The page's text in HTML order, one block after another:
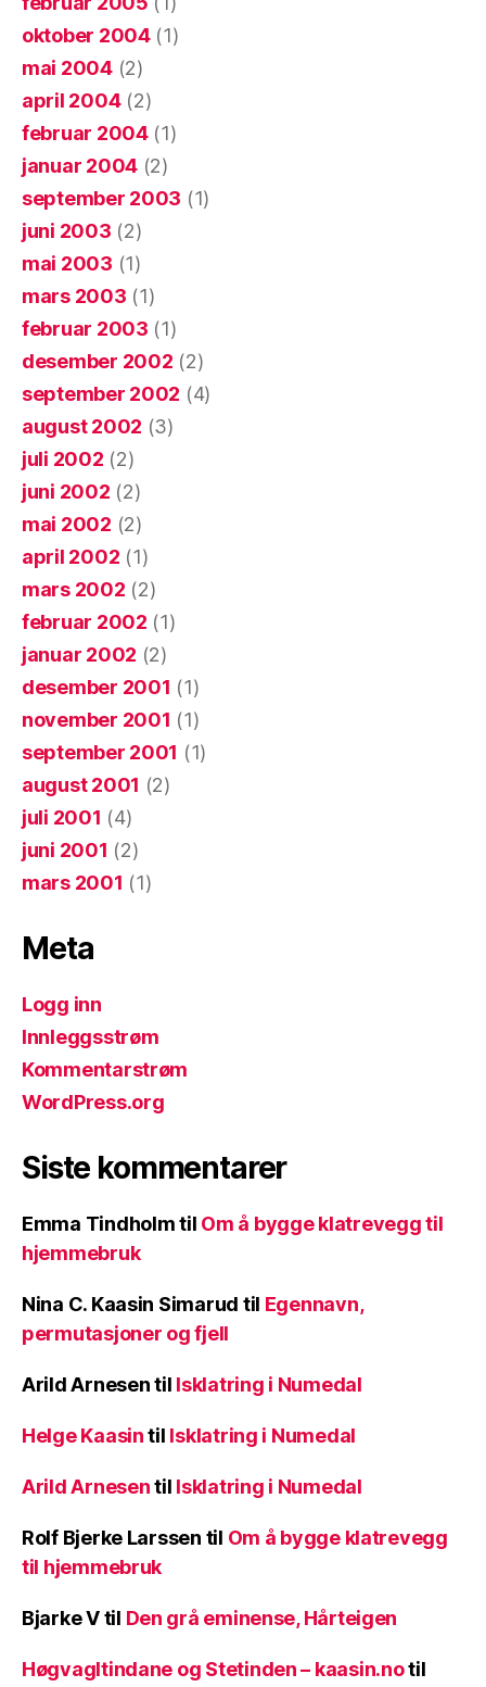
oktober 2004(1)
mai 2004(2)
april 2004(2)
februar 2004(1)
januar 2004 (2)
september 2003 (1)
juni 2003 (2)
mai 2003 (1)
mars 2003 (1)
februar 2003 (1)
desember 2002 (2)
september 2002 (4)
august 2002 (3)
juli 2002 (2)
juni 2002 (2)
mai 2002 (2)
april 2002 (1)
mars 2002 (2)
februar 2002 (1)
januar 2002 (2)
desember 2001 (1)
november 2001 (1)
september 2001 (1)
august 2001 (2)
juli 2001 (4)
juni 2001 (2)
mars 2001 (1)
Meta
Logg inn
Innleggsstrøm
Kommentarstrøm
WordPress.org
Siste kommentarer
Emma Tindholmtil Om å bygge klatrevegg til
hjemmebruk
Nina C. Kaasin Simarud til Egennavn,
permutasjoner og fjell
Arild Arnesentil Isklatring i Numedal
Helge Kaasintil Isklatring i Numedal
Arild Arnesentil Isklatring i Numedal
Rolf Bjerke Larssen til Om å bygge klatrevegg
til hjemmebruk
Bjarke Vtil Den grå eminense, Hårteigen
Høgvagltindane og Stetinden – kaasin.notil